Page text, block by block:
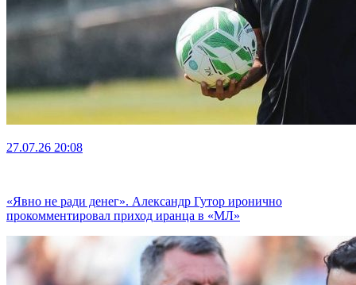
27.07.26 20:08
«Явно не ради денег». Александр Гутор иронично
прокомментировал приход иранца в «МЛ»